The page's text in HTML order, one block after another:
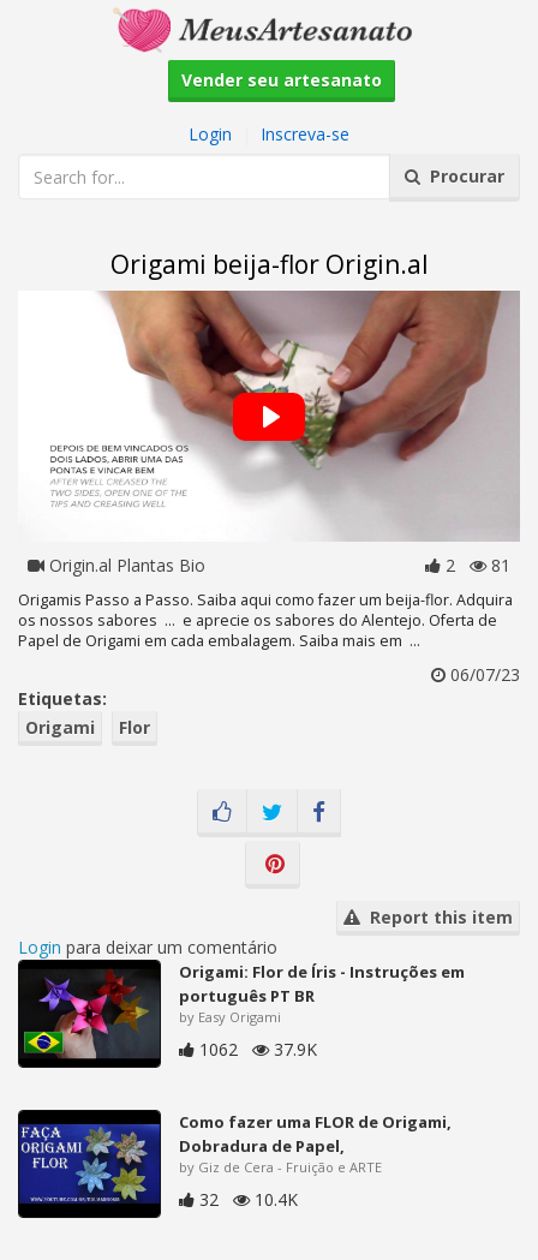
Vender seu artesanato
Login
Inscreva-se
Procurar
Origami beija-flor Origin.al
Origin.al Plantas Bio 2 81
Origamis Passo a Passo. Saiba aqui como fazer um beija-flor. Adquira
os nossos sabores ... e aprecie os sabores do Alentejo. Oferta de
Papel de Origami em cada embalagem. Saiba mais em ...
06/07/23
Etiquetas:
Origami
Flor
Report this item
Login para deixar um comentário
Origami: Flor de Íris - Instruções em
português PT BR
by Easy Origami
1062 37.9K
Como fazer uma FLOR de Origami,
Dobradura de Papel,
by Giz de Cera - Fruição e ARTE
32 10.4K